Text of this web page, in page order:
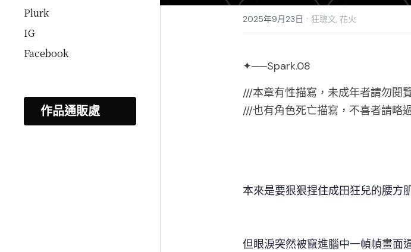
Plurk
IG
Facebook
作品通販處
2025年9月23日 · 狂聰文, 花火
✦──Spark.08
///本章有性描寫，未成年者請勿閱
///也有角色死亡描寫，不喜者請略
本來是要狠狠捏住成田狂兒的腰方
但眼淚突然被竄進腦中一幀幀畫面